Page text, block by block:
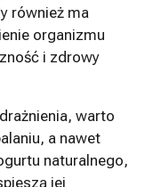
również ma
organizmu
i zdrowy
warto
a nawet
naturalnego,
jej